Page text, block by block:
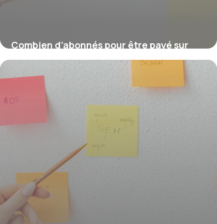
Combien d’abonnés pour être payé sur
TikTok ?
16 juillet 2026